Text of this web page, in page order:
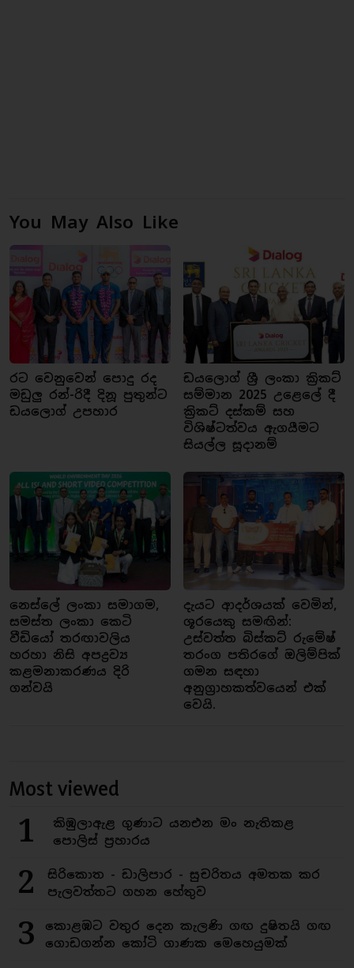
You May Also Like
රට වෙනුවෙන් පොදු රද
මඩුලු රන්-රිදී දිනූ පුතුන්ට
ඩයලොග් උපහාර
ඩයලොග් ශ්‍රී ලංකා ක්‍රිකට්
සම්මාන 2025 උළෙලේ දී
ක්‍රිකට් දස්කම් සහ
විශිෂ්ටත්වය ඇගයීමට
සියල්ල සූදානම්
නෙස්ලේ ලංකා සමාගම,
සමස්ත ලංකා කෙටි
වීඩියෝ තරඟාවලිය
හරහා නිසි අපද්‍රව්‍ය
කළමනාකරණය දිරි
ගන්වයි
දැයට ආදර්ශයක් වෙමින්,
ශූරයෙකු සමඟින්:
උස්වත්ත බිස්කට් රුමේෂ්
තරංග පතිරගේ ඔලිම්පික්
ගමන සඳහා
අනුග්‍රාහකත්වයෙන් එක්
වෙයි.
Most viewed
1
කිඹුලාඇළ ගුණාට යනඑන මං නැතිකළ
පොලිස් ප්‍රහාරය
2
සිරිකොත - ඩාලිපාර - සුචරිතය අමතක කර
පැලවත්තට ගහන හේතුව
3
කොළඹට වතුර දෙන කැලණි ගඟ දුෂිතයි ගඟ
ගොඩගන්න කෝටි ගාණක මෙහෙයුමක්